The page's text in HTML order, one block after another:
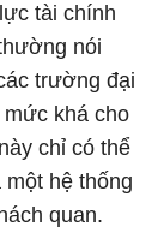
tài chính
nói
trường đại
khá cho
chỉ có thể
hệ thống
quan.